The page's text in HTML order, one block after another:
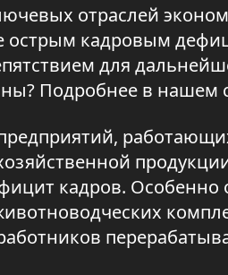
отраслей
острым кадровым
для
Подробнее в
кадров. Особенно